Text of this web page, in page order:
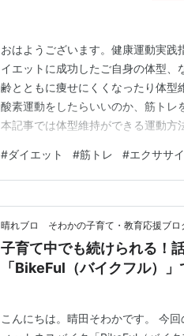
おはようございます。健康運動実
イエットに成功したご自身の体型
齢とともに痩せにくくなったり体
酸素運動をしたらいいのか、筋トレ
本記事では体型維持ができる運動方
くださいね。 年齢を重ねると体型
有酸素運動 筋トレ(無酸素運動) …
#ダイエット #筋トレ #エクササ
晴れブロ そわかの子育て・教育応援ブロ
子育て中でも続けられる！
「BikeFul（バイクフル）
こんにちは。晴田そわかです。 今